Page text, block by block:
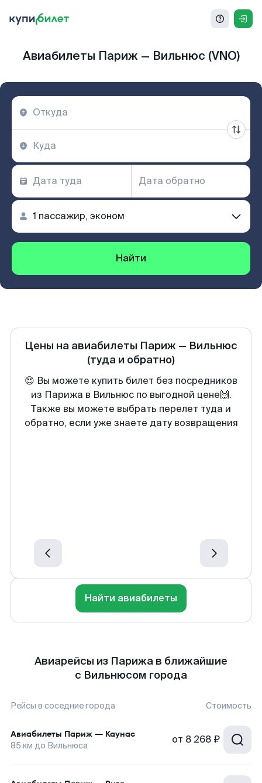
Авиабилеты Париж — Вильнюс (VNO)
Найти
Цены на авиабилеты Париж — Вильнюс
(туда и обратно)
😍 Вы можете купить билет без посредников
из Парижа в Вильнюс по выгодной цене🙌.
Также вы можете выбрать перелет туда и
обратно, если уже знаете дату возвращения
Найти авиабилеты
Авиарейсы из Парижа в ближайшие
с Вильнюсом города
Рейсы в соседние города Стоимость
Авиабилеты Париж — Каунас
85 км до Вильнюса от 8 268 ₽